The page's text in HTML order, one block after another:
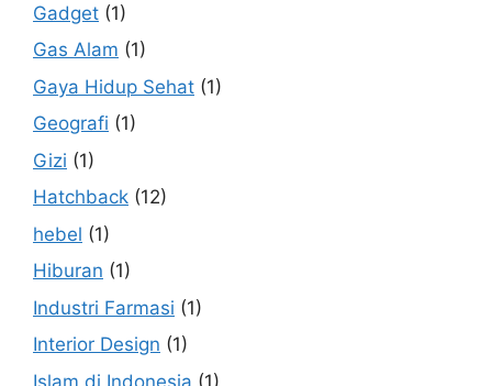
Gadget (1)
Gas Alam (1)
Gaya Hidup Sehat (1)
Geografi (1)
Gizi (1)
Hatchback (12)
hebel (1)
Hiburan (1)
Industri Farmasi (1)
Interior Design (1)
Islam di Indonesia (1)